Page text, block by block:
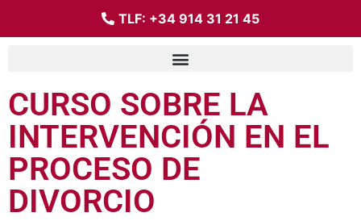
TLF: +34 914 31 21 45
CURSO SOBRE LA
INTERVENCIÓN EN EL
PROCESO DE
DIVORCIO